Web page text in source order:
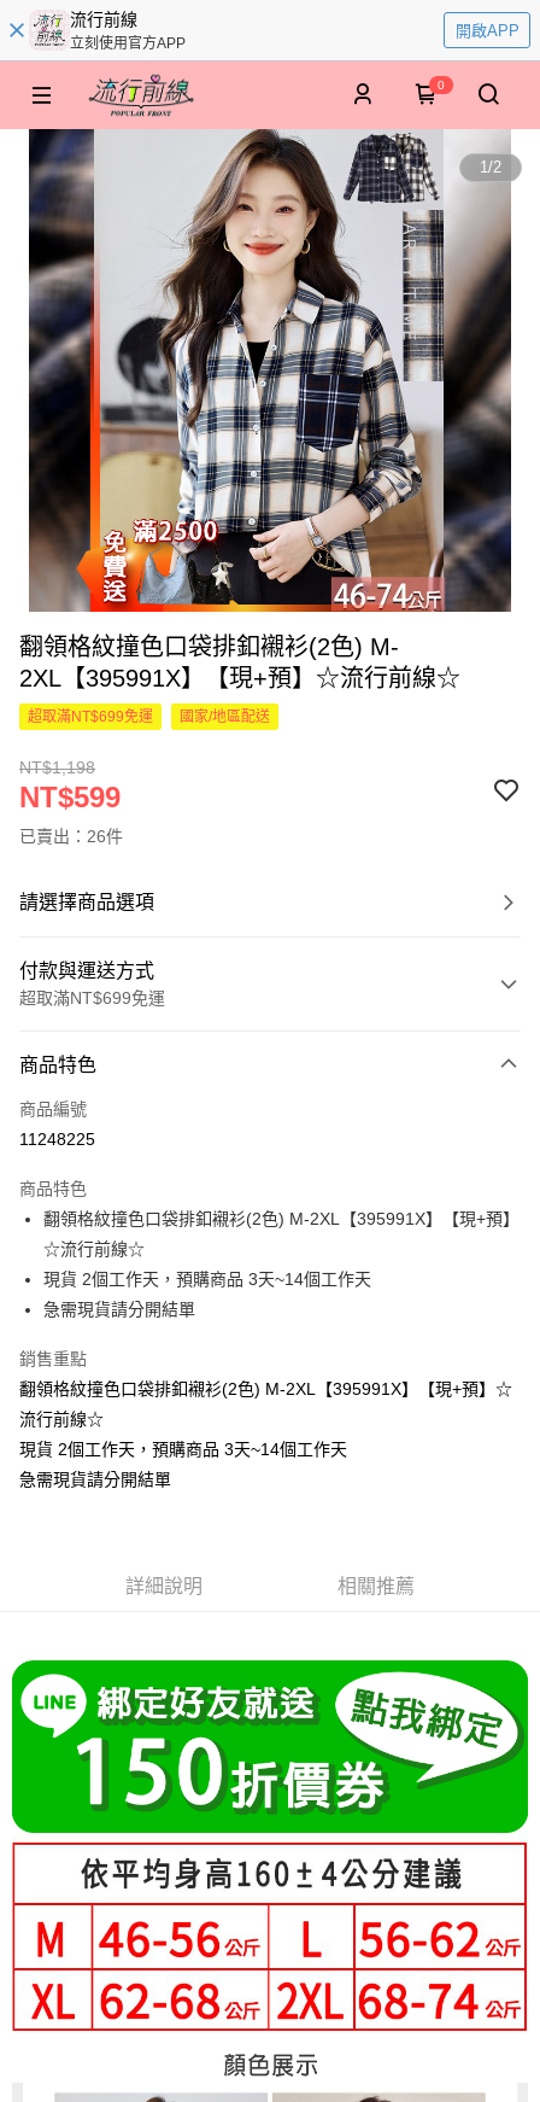
流行前線
立刻使用官方APP
開啟APP
0
1/2
翻領格紋撞色口袋排釦襯衫(2色) M-
2XL【395991X】【現+預】☆流行前線☆
超取滿NT$699免運 國家/地區配送
NT$1,198
NT$599
已賣出：26件
請選擇商品選項
付款與運送方式
超取滿NT$699免運
信用卡一次付款
超商取貨付款
Apple Pay
街口支付
悠遊付
Google Pay
全支付
大哥付你分期
2.付款方式選擇「大哥付你分期」，訂單成立後會自動跳轉到大哥付的交易
4.訂單成立30分鐘內，如未前往確認交易或遇審核未通過，訂單將自動取
消。如遇「轉專審核」未通過狀況，表示未達大哥付你分期系統評分，恕無
法說明評估內容。
【繳款方式說明】
1.分期款項不併入電信帳單，「大哥付你分期」於每月結算日後寄送繳費提
2.透過簡訊連結打開帳單後，可選擇「超商條碼／台灣大直營門市／銀行轉
帳／街口支付／iPASS MONEY」等通路繳費。
【注意事項】
1.本服務係由「台灣大哥大股份有限公司」（以下簡稱本公司）所提供，讓
用戶於交易時，得透過本服務購買商品或服務，並由商店將買賣／分期付款
買賣價金債權讓與本公司後，依約使用本公司帳單繳交帳款。
2.基於同意付款使用「大哥付你分期」之契約關係目的，商店將以您的個人
資料（包含姓名、電話或地址）提供予台灣大哥大進項蒐集、處理及利用，
由本公司與您本人進行分期帳單所需資料之確認、核對及更正。
3.完整用戶服務條款，請詳閱以下連結：https://oppay.tw/userRule
１．簡單：不需註冊會員、不需綁卡、不需儲值。
２．便利：只要手機號碼，簡訊認證，即可結帳。
３．安心：先確認商品／服務後，再付款。
【「AFTEE先享後付」結帳流程】
１．於結帳方式選擇「AFTEE先享後付」後，將跳轉至「AFTEE先享後付」
結帳頁面，進行簡訊認證並確認金額後，即可完成結帳。
２．訂單成立數日內，您將收到繳費通知簡訊。
ATM／網路銀行／等多元方式進行付款，方視為交易完成。
※ 請注意：結帳手續完成當下不需立刻繳費，但若您需要取消訂單，請聯絡
後付繳納相關費用。
※ 交易是否成功請以「AFTEE先享後付 」之結帳頁面顯示為準，若有關於
是否繳費成功／繳費後需取消欲退款等相關疑問，請聯繫「AFTEE先享後付
客戶支援中心」
https://netprotections.freshdesk.com/support/home
１．透過由恩沛科技股份有限公司提供之「AFTEE先享後付」服務完成之交
易，需依本服務之必要範圍內提供個人資料，並將交易相關給付款項請求債
相關說明
「Hami Point」為中華電信所提供之點數服務，可於會員專區綁定中華電信
會員帳號後，即可在購物車使用 Hami Point 折抵消費金額 (1點等於1元)。
ATM付款
運送方式
全家付款取貨
每筆NT$80，滿NT$699(含以上)免運費
付款後全家取貨
每筆NT$80，滿NT$699(含以上)免運費
萊爾富取貨付款
每筆NT$80，滿NT$699(含以上)免運費
付款後萊爾富取貨
每筆NT$80，滿NT$699(含以上)免運費
商品特色
商品編號
11248225
商品特色
翻領格紋撞色口袋排釦襯衫(2色) M-2XL【395991X】【現+預】
☆流行前線☆
現貨 2個工作天，預購商品 3天~14個工作天
急需現貨請分開結單
銷售重點
翻領格紋撞色口袋排釦襯衫(2色) M-2XL【395991X】【現+預】☆
流行前線☆
現貨 2個工作天，預購商品 3天~14個工作天
急需現貨請分開結單
詳細說明 相關推薦